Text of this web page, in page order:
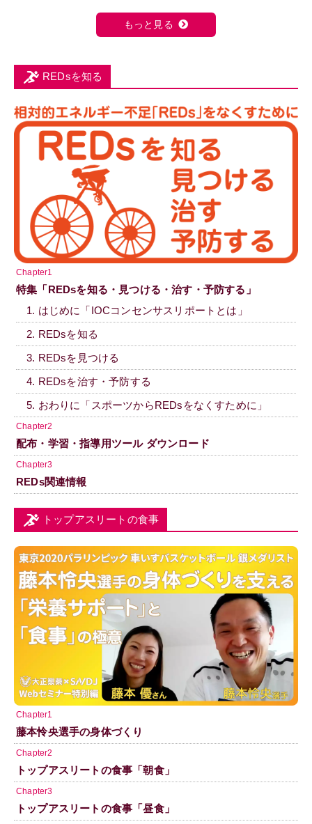
もっと見る
REDsを知る
Chapter1
特集「REDsを知る・見つける・治す・予防する」
1. はじめに「IOCコンセンサスリポートとは」
2. REDsを知る
3. REDsを見つける
4. REDsを治す・予防する
5. おわりに「スポーツからREDsをなくすために」
Chapter2
配布・学習・指導用ツール ダウンロード
Chapter3
REDs関連情報
トップアスリートの食事
Chapter1
藤本怜央選手の身体づくり
Chapter2
トップアスリートの食事「朝食」
Chapter3
トップアスリートの食事「昼食」